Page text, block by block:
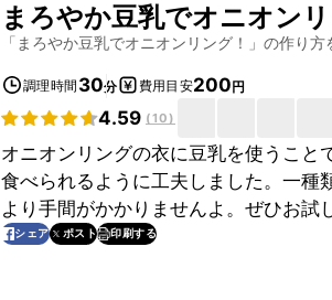
まろやか豆乳でオニオンリ
「 まろやか豆乳でオニオンリング！ 」の作り
調理時間 30分 費用目安200円
4.59 (10)
オニオンリングの衣に豆乳を使うこと
食べられるように工夫しました。一種
より手間がかかりませんよ。ぜひお試
シェア ポスト 印刷する